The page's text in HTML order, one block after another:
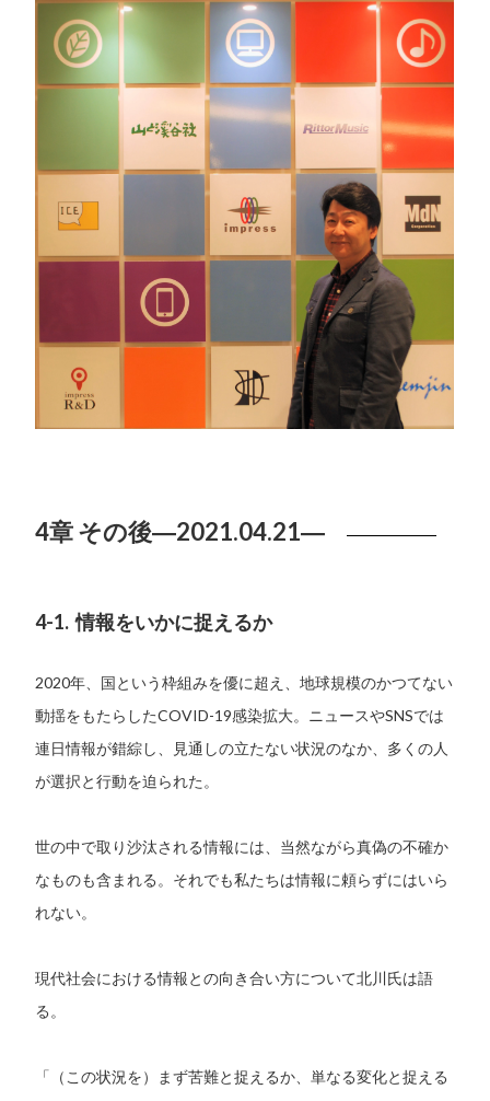
4章 その後―2021.04.21―
4-1. 情報をいかに捉えるか
2020年、国という枠組みを優に超え、地球規模のかつてない
動揺をもたらしたCOVID-19感染拡大。ニュースやSNSでは
連日情報が錯綜し、見通しの立たない状況のなか、多くの人
が選択と行動を迫られた。
世の中で取り沙汰される情報には、当然ながら真偽の不確か
なものも含まれる。それでも私たちは情報に頼らずにはいら
れない。
現代社会における情報との向き合い方について北川氏は語
る。
「（この状況を）まず苦難と捉えるか、単なる変化と捉える